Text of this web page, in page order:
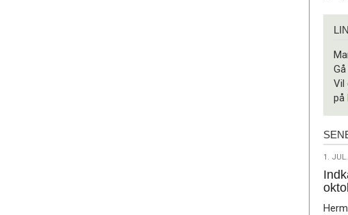
Vil
på
1.
jul.
2026
1.